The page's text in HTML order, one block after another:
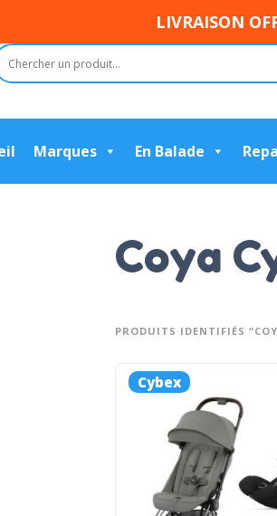
LIVRAISON
Marques En Balade
Coya
PRODUITS IDENTIFIÉS
Cybex